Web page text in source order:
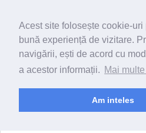
Acest site folosește cookie-uri
bună experiență de vizitare.
navigării, ești de acord cu
a acestor informații. Mai
Am inteles